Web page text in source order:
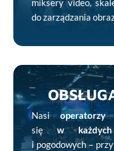
miksery video,
do zarządzania
Nasi
sięw
i pogodowych –